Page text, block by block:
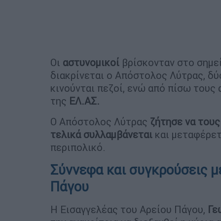
Οι αστυνομικοί βρίσκονταν στο
διακρίνεται ο Απόστολος Λύτρας,
κινούνται πεζοί, ενώ από πίσω τους
της ΕΛ.ΑΣ.
Ο Απόστολος Λύτρας ζήτησε να
τελικά συλλαμβάνεται και
περιπολικό.
Σύννεφα και συγκρούσεις
Πάγου
Η Εισαγγελέας του Αρείου Πάγου,